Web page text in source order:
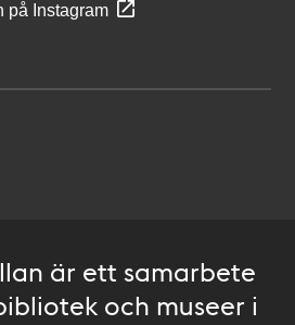
på Instagram
är ett samarbete
och museer i